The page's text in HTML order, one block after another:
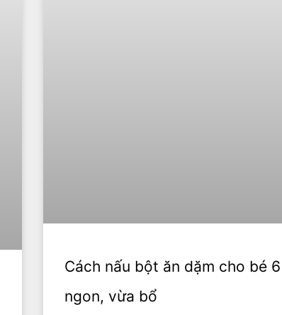
Cách nấu bột ăn dặm cho bé
ngon, vừa bổ